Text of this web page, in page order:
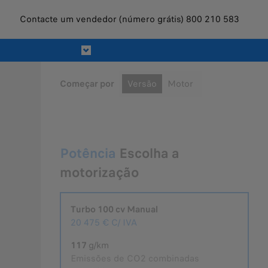
Contacte um vendedor (número grátis) 800 210 583
Começar por Versão Motor
Potência Escolha a
motorização
Turbo 100 cv Manual
20 475 € C/ IVA
117 g/km
Selecionado